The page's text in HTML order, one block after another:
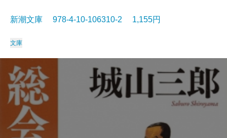
新潮文庫 978-4-10-106310-2 1,155円
文庫